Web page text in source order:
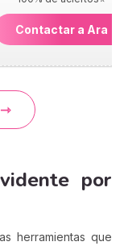
Contactar a Ara
por
herramientas que